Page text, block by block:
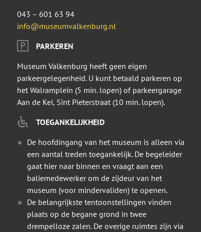
043 – 601 63 94
info@museumvalkenburg.nl
PARKEREN
Museum Valkenburg heeft geen eigen
parkeergelegenheid. U kunt betaald parkeren op
het Walramplein (5 min. lopen) of parkeergarage
Aan de Kei, Sint Pieterstraat (10 min. lopen).
TOEGANKELIJKHEID
De hoofdingang van het museum is alleen via
een aantal treden toegankelijk. De begeleider
gaat hier naar binnen en vraagt aan een
baliemedewerker om de zijdeur van het
museum (voor mindervaliden) te openen.
De belangrijkste tentoonstellingen vinden
plaats op de begane grond in twee
drempelloze zalen. De overige ruimtes zijn via